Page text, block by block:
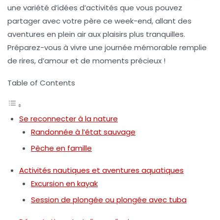
une variété d’idées d’activités que vous pouvez
partager avec votre père ce week-end, allant des
aventures en plein air aux plaisirs plus tranquilles.
Préparez-vous à vivre une journée mémorable remplie
de rires, d’amour et de moments précieux !
Table of Contents
Se reconnecter à la nature
Randonnée à l’état sauvage
Pêche en famille
Activités nautiques et aventures aquatiques
Excursion en kayak
Session de plongée ou plongée avec tuba